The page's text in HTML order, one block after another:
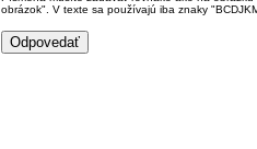
obrázok". V texte sa používajú iba znaky